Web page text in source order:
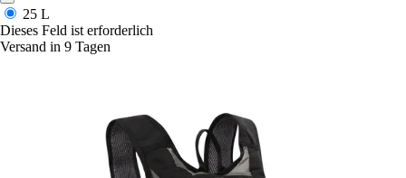
25 L
Dieses Feld ist erforderlich
Versand in 9 Tagen